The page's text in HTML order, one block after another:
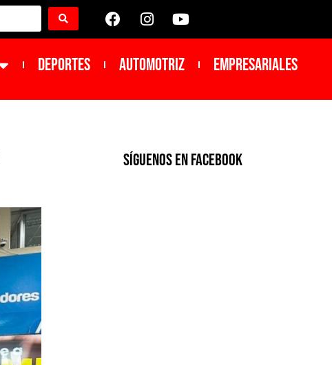
DEPORTES Automotriz Empresariales
SíGUENOS EN FACEBOOK